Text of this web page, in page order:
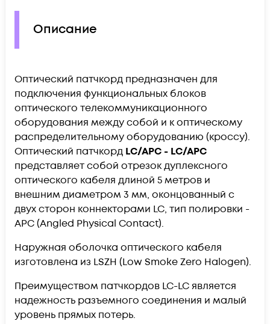
Описание
Оптический патчкорд предназначен для
подключения функциональных блоков
оптического телекоммуникационного
оборудования между собой и к оптическому
распределительному оборудованию (кроссу).
Оптический патчкорд LC/APC - LC/APC
представляет собой отрезок дуплексного
оптического кабеля длиной 5 метров и
внешним диаметром 3 мм, оконцованный с
двух сторон коннекторами LC, тип полировки -
APC (Angled Physical Contact).
Наружная оболочка оптического кабеля
изготовлена из LSZH (Low Smoke Zero Halogen).
Преимуществом патчкордов LC-LC является
надежность разъемного соединения и малый
уровень прямых потерь.